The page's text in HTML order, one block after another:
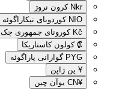
Nkr کرون نروژ
NIO کوردوبای نیکاراگوئه
Kč کورونای جمهوری چک
₡ کولون کاستاریکا
PYG گوارانی پاراگوئه
¥ ین ژاپن
¥CN
یوآن چین